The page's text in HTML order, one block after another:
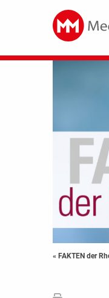
« FAKTEN der